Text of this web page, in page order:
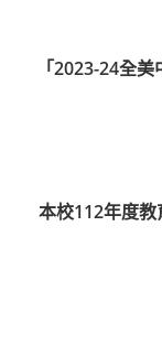
「2023-24全
本校112年度